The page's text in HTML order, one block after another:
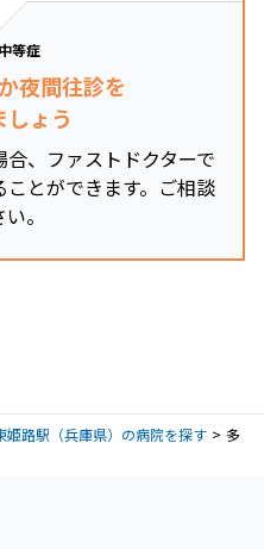
等症
夜間往診を
ょう
、ファストドクターで
とができます。ご相談
。
姫路駅（兵庫県）の病院を探す
多